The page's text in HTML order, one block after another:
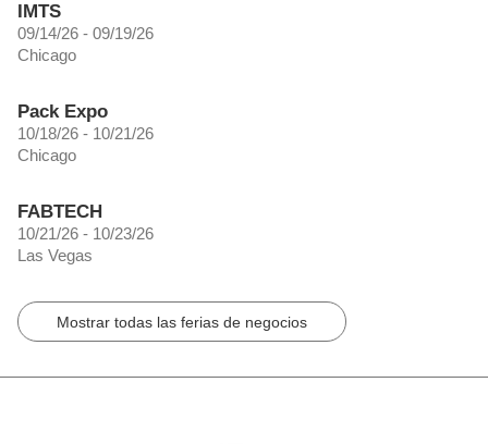
IMTS
09/14/26 - 09/19/26
Chicago
Pack Expo
10/18/26 - 10/21/26
Chicago
FABTECH
10/21/26 - 10/23/26
Las Vegas
Mostrar todas las ferias de negocios